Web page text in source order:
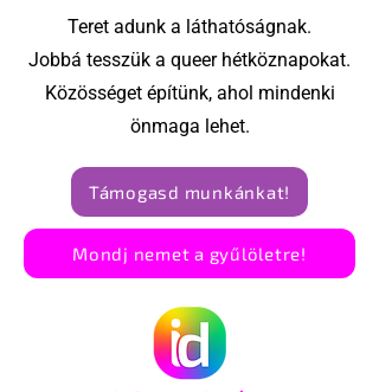
Teret adunk a láthatóságnak.
Jobbá tesszük a queer hétköznapokat.
Közösséget építünk, ahol mindenki
önmaga lehet.
Támogasd munkánkat!
Mondj nemet a gyűlöletre!